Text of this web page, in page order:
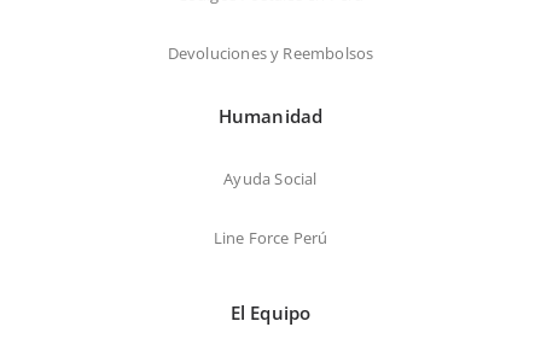
Devoluciones y Reembolsos
Humanidad
Ayuda Social
Line Force Perú
El Equipo